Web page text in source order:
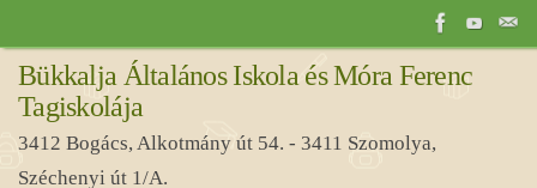
a
tartalomra
Bükkalja Általános Iskola és Móra Ferenc
Tagiskolája
3412 Bogács, Alkotmány út 54. - 3411 Szomolya,
Széchenyi út 1/A.